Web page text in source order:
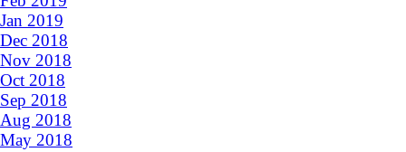
Jan 2019
Dec 2018
Nov 2018
Oct 2018
Sep 2018
Aug 2018
May 2018